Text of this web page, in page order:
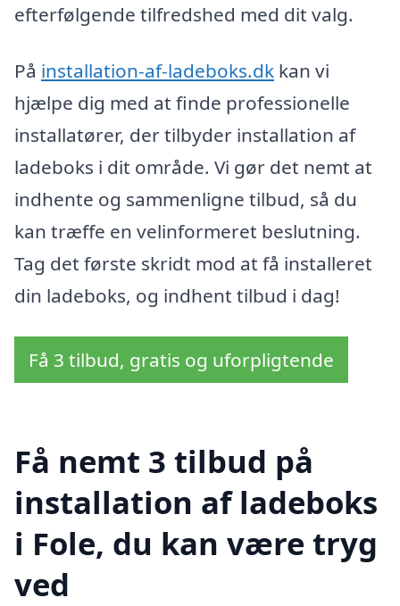
efterfølgende tilfredshed med dit valg.
På installation-af-ladeboks.dk kan vi
hjælpe dig med at finde professionelle
installatører, der tilbyder installation af
ladeboks i dit område. Vi gør det nemt at
indhente og sammenligne tilbud, så du
kan træffe en velinformeret beslutning.
Tag det første skridt mod at få installeret
din ladeboks, og indhent tilbud i dag!
Få 3 tilbud, gratis og uforpligtende
Få nemt 3 tilbud på
installation af ladeboks
i Fole, du kan være tryg
ved